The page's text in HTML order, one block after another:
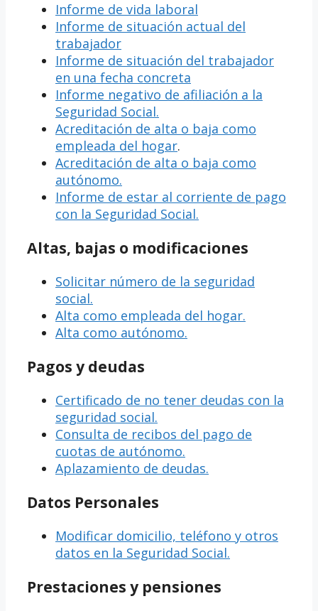
Informe de vida laboral
Informe de situación actual del
trabajador
Informe de situación del trabajador
en una fecha concreta
Informe negativo de afiliación a la
Seguridad Social.
Acreditación de alta o baja como
empleada del hogar.
Acreditación de alta o baja como
autónomo.
Informe de estar al corriente de pago
con la Seguridad Social.
Altas, bajas o modificaciones
Solicitar número de la seguridad
social.
Alta como empleada del hogar.
Alta como autónomo.
Pagos y deudas
Certificado de no tener deudas con la
seguridad social.
Consulta de recibos del pago de
cuotas de autónomo.
Aplazamiento de deudas.
Datos Personales
Modificar domicilio, teléfono y otros
datos en la Seguridad Social.
Prestaciones y pensiones